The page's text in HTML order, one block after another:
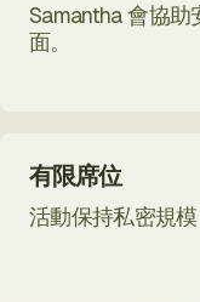
Samantha 會協助
面。
有限席位
活動保持私密規模